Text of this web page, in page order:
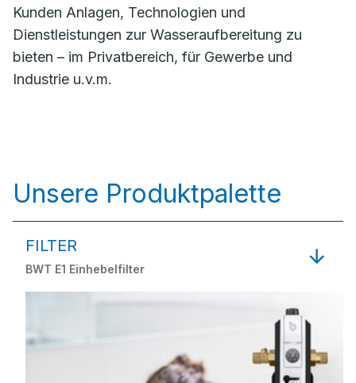
Kunden Anlagen, Technologien und
Dienstleistungen zur Wasseraufbereitung zu
bieten – im Privatbereich, für Gewerbe und
Industrie u.v.m.
Unsere Produktpalette
FILTER
BWT E1 Einhebelfilter